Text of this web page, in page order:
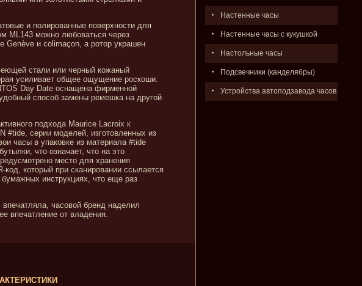
Настенные часы
Настенные часы с кукушкой
Настольные часы
Подсвечники (канделябры)
Устройства автоподзавода часов
и полированные поверхности для
ML143 можно любоваться через
Genève и colimaçon, а ротор украшен
стали или черный кожаный
усиливает общее ощущение роскоши.
Day Date оснащена фирменной
способ замены ремешка на другой
подхода Maurice Lacroix к
#tide, серии моделей, изготовленных из
часы в упаковке из материала #tide
что означает, что на это
место для хранения
который при сканировании ссылается
инструкциях, что еще раз
часовой бренд наделил
впечатление от владения.